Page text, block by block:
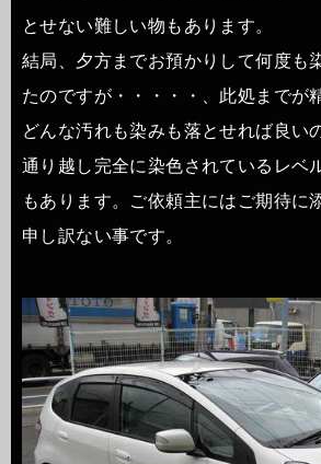
とせない難しい物もあります。
結局、夕方までお預かりして何度も
たのですが・・・・・、此処までが
どんな汚れも染みも落とせれば良い
通り越し完全に染色されているレベ
もあります。ご依頼主にはご期待に
申し訳ない事です。